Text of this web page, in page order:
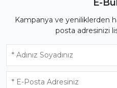
E-
Kampanya ve yeniliklerden
posta adresinizi